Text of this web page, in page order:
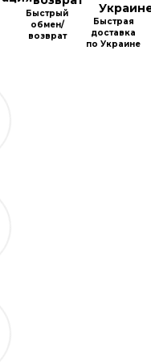
Быстрый
обмен/
возврат
Быстрая
доставка
по Украине